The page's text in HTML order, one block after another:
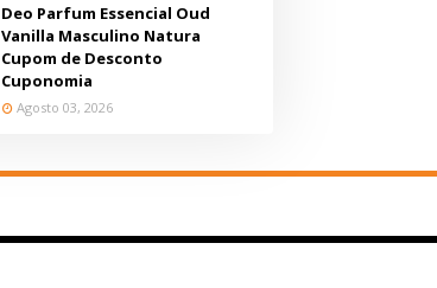
Deo Parfum Essencial Oud
Vanilla Masculino Natura
Cupom de Desconto
Cuponomia
Agosto 03, 2026